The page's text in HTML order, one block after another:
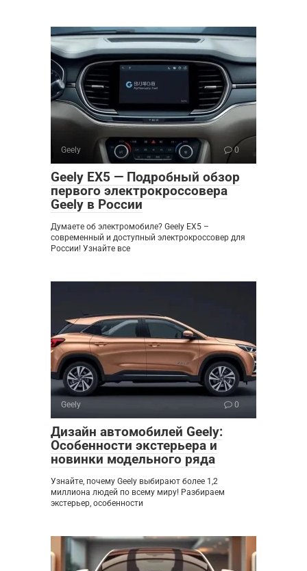
Geely 0
Geely EX5 — Подробный обзор
первого электрокроссовера
Geely в России
Думаете об электромобиле? Geely EX5 –
современный и доступный электрокроссовер для
России! Узнайте все
Geely 0
Дизайн автомобилей Geely:
Особенности экстерьера и
новинки модельного ряда
Узнайте, почему Geely выбирают более 1,2
миллиона людей по всему миру! Разбираем
экстерьер, особенности